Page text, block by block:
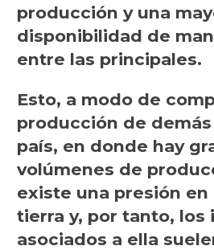
producción y una
disponibilidad de
entre las principales.
Esto, a modo de
producción de
país, en donde hay
volúmenes de
existe una presión
tierra y, por tanto, los
asociados a ella